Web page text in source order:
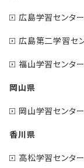
広島学習センタ
広島第二学習セ
福山学習センタ
岡山県
岡山学習センタ
香川県
高松学習センタ